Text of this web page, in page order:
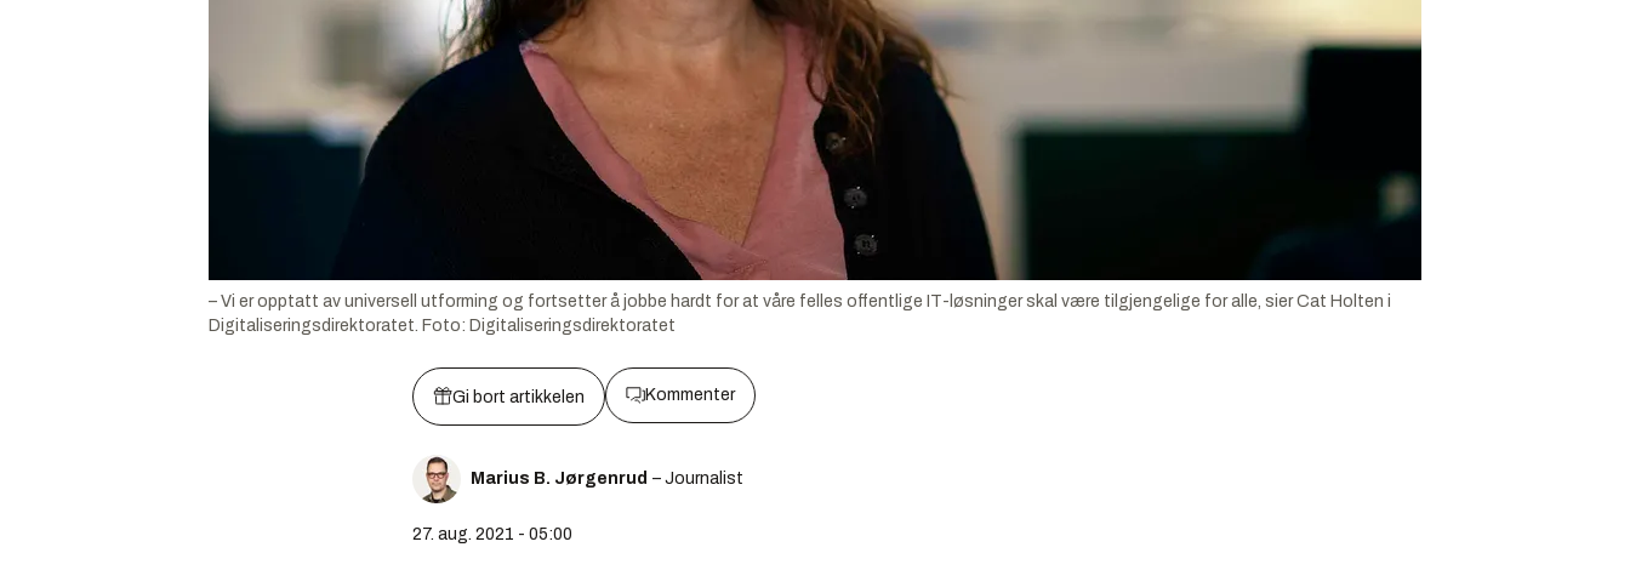
– Vi er opptatt av universell utforming og fortsetter å jobbe hardt for at våre felles offentlige IT-løsninger skal være tilgjengelige for alle, sier Cat Holten i
Digitaliseringsdirektoratet. Foto: Digitaliseringsdirektoratet
Gi bort artikkelen Kommenter
Marius B. Jørgenrud – Journalist
27. aug. 2021 - 05:00